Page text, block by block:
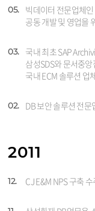
05.
빅데이터 전문업체
공동 개발 및 영업을
03.
국내 최초 SAP
삼성SDS와 문서중
국내 ECM 솔루션 업
02. DB 보안 솔루션 전
2011
12. CJ E&M NPS 구축 수